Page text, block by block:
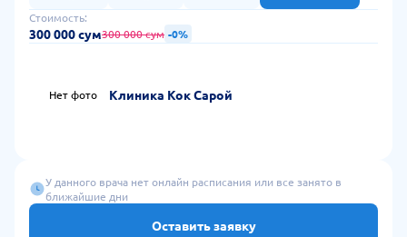
Стоимость:
300 000 сум300 000 сум -0%
Нет фото Клиника Кок Сарой
У данного врача нет онлайн расписания или все занято в
ближайшие дни
Оставить заявку